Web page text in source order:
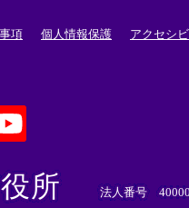
項 個人情報保護 アクセシ
所 法人番号